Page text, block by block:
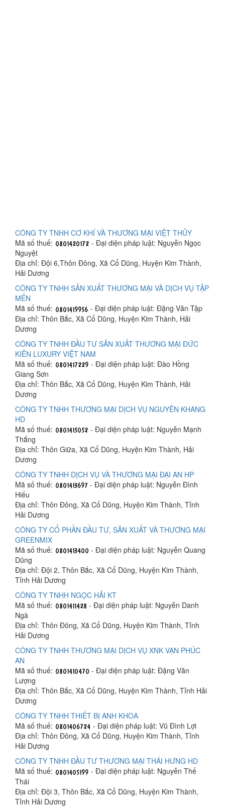
CÔNG TY TNHH CƠ KHÍ VÀ THƯƠNG MẠI VIỆT THỦY
Mã số thuế:
- Đại diện pháp luật: Nguyễn Ngọc
Nguyệt
Địa chỉ: Đội 6,Thôn Đông, Xã Cổ Dũng, Huyện Kim Thành,
Hải Dương
CÔNG TY TNHH SẢN XUẤT THƯƠNG MẠI VÀ DỊCH VỤ TẬP
MẾN
Mã số thuế:
- Đại diện pháp luật: Đặng Văn Tập
Địa chỉ: Thôn Bắc, Xã Cổ Dũng, Huyện Kim Thành, Hải
Dương
CÔNG TY TNHH ĐẦU TƯ SẢN XUẤT THƯƠNG MẠI ĐỨC
KIÊN LUXURY VIỆT NAM
Mã số thuế:
- Đại diện pháp luật: Đào Hồng
Giang Sơn
Địa chỉ: Thôn Bắc, Xã Cổ Dũng, Huyện Kim Thành, Hải
Dương
CÔNG TY TNHH THƯƠNG MẠI DỊCH VỤ NGUYÊN KHANG
HD
Mã số thuế:
- Đại diện pháp luật: Nguyễn Mạnh
Thắng
Địa chỉ: Thôn Giữa, Xã Cổ Dũng, Huyện Kim Thành, Hải
Dương
CÔNG TY TNHH DỊCH VỤ VÀ THƯƠNG MẠI ĐẠI AN HP
Mã số thuế:
- Đại diện pháp luật: Nguyễn Đình
Hiếu
Địa chỉ: Thôn Đông, Xã Cổ Dũng, Huyện Kim Thành, Tỉnh
Hải Dương
CÔNG TY CỔ PHẦN ĐẦU TƯ, SẢN XUẤT VÀ THƯƠNG MẠI
GREENMIX
Mã số thuế:
- Đại diện pháp luật: Nguyễn Quang
Dũng
Địa chỉ: Đội 2, Thôn Bắc, Xã Cổ Dũng, Huyện Kim Thành,
Tỉnh Hải Dương
CÔNG TY TNHH NGỌC HẢI KT
Mã số thuế:
- Đại diện pháp luật: Nguyễn Danh
Ngà
Địa chỉ: Thôn Đông, Xã Cổ Dũng, Huyện Kim Thành, Tỉnh
Hải Dương
CÔNG TY TNHH THƯƠNG MẠI DỊCH VỤ XNK VẠN PHÚC
AN
Mã số thuế:
- Đại diện pháp luật: Đặng Văn
Lượng
Địa chỉ: Thôn Bắc, Xã Cổ Dũng, Huyện Kim Thành, Tỉnh Hải
Dương
CÔNG TY TNHH THIẾT BỊ ANH KHOA
Mã số thuế:
- Đại diện pháp luật: Vũ Đình Lợi
Địa chỉ: Thôn Đông, Xã Cổ Dũng, Huyện Kim Thành, Tỉnh
Hải Dương
CÔNG TY TNHH ĐẦU TƯ THƯƠNG MẠI THÁI HƯNG HD
Mã số thuế:
- Đại diện pháp luật: Nguyễn Thế
Thái
Địa chỉ: Đội 3, Thôn Bắc, Xã Cổ Dũng, Huyện Kim Thành,
Tỉnh Hải Dương